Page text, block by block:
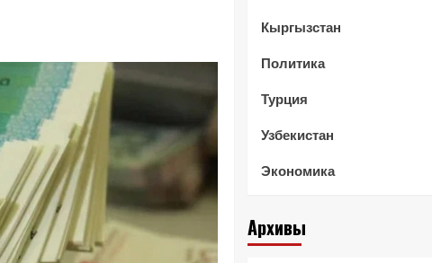
Кыргызстан
Политика
Турция
Узбекистан
Экономика
Архивы